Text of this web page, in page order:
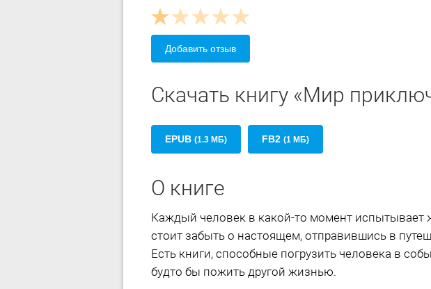
Добавить отзыв
Скачать книгу «Мир
EPUB (1.3 МБ) FB2 (1 МБ)
О книге
Каждый человек в какой-то момент испытывает
стоит забыть о настоящем, отправившись в
Есть книги, способные погрузить человека в
будто бы пожить другой жизнью.